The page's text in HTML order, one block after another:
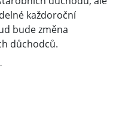
každoroční
bude změna
důchodců.